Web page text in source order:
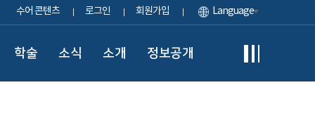
수어 콘텐츠 로그인 회원가입 Language
학술 소식 소개 정보공개